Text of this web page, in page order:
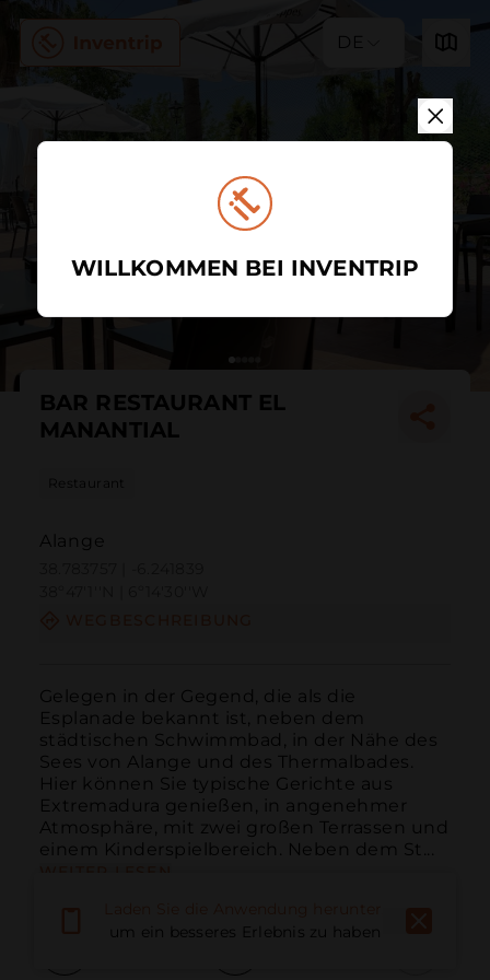
DE
BAR RESTAURANT EL
MANANTIAL
Restaurant
Alange
Gelegen in der Gegend, die als die
Esplanade bekannt ist, neben dem
städtischen Schwimmbad, in der Nähe des
Sees von Alange und des Thermalbades.
Hier können Sie typische Gerichte aus
Extremadura genießen, in angenehmer
Atmosphäre, mit zwei großen Terrassen und
einem Kinderspielbereich. Neben dem St...
um ein besseres Erlebnis zu haben
WILLKOMMEN BEI INVENTRIP